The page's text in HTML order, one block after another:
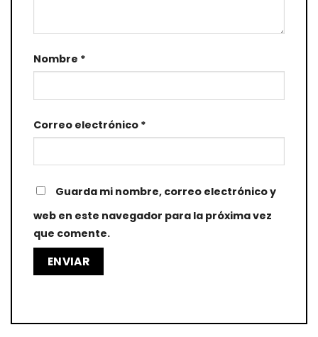
Nombre *
Correo electrónico *
Guarda mi nombre, correo electrónico y
web en este navegador para la próxima vez
que comente.